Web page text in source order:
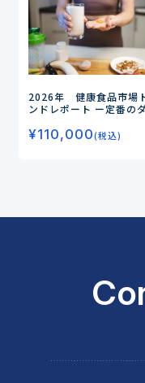
2026年 健康食品市場
ンドレポート ー定番の
ムケア、グミサプリまで
タで読み解く市場の未来
¥110,000(税込)